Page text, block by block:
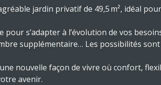
jardin privatif de 49,5 m², idéal
s’adapter à l’évolution de vos
supplémentaire… Les possibilités
nouvelle façon de vivre où confort,
avenir.